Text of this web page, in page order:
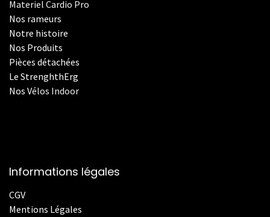
Materiel Cardio Pro
Nos rameurs
Notre histoire
Nos Produits
Pièces détachées
Le StrenghthErg
Nos Vélos Indoor
Informations légales
CGV
Mentions Légales